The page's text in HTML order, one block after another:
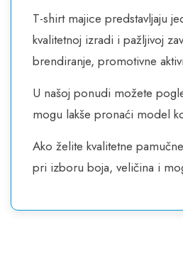
T-shirt majice predstavljaju
kvalitetnoj izradi i pažljivoj
brendiranje, promotivne
U našoj ponudi možete
mogu lakše pronaći model
Ako želite kvalitetne
pri izboru boja, veličina i